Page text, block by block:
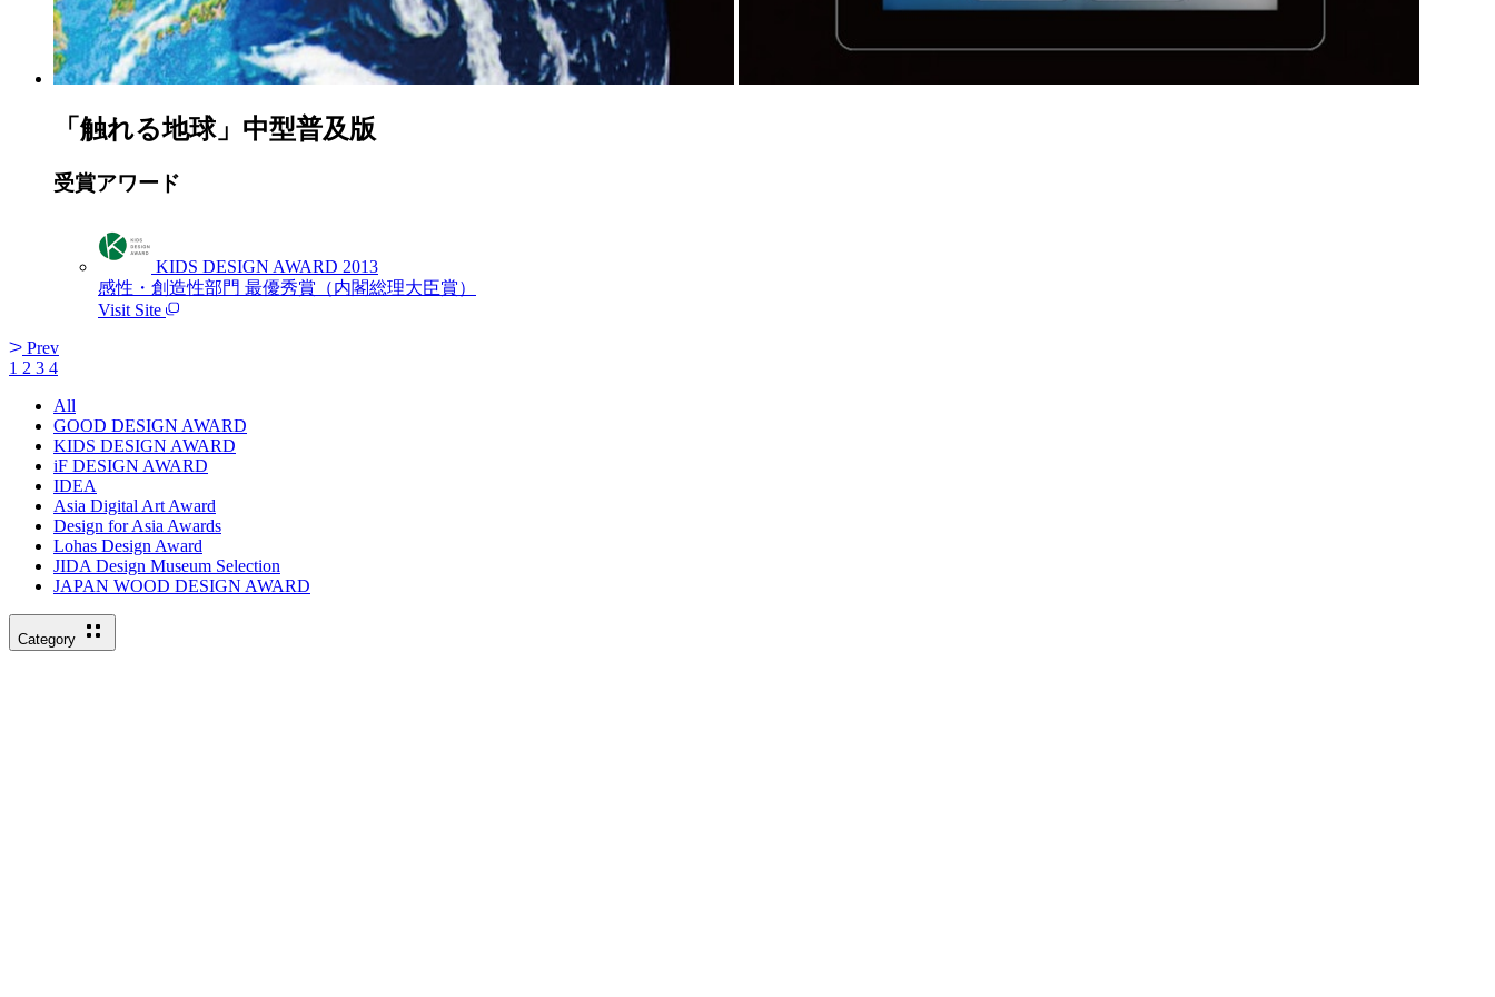
「触れる地球」中型普及版
受賞アワード
KIDS DESIGN AWARD 2013
感性・創造性部門 最優秀賞（内閣総理大臣賞）
Visit Site
Prev
1 2 3 4
All
GOOD DESIGN AWARD
KIDS DESIGN AWARD
iF DESIGN AWARD
IDEA
Asia Digital Art Award
Design for Asia Awards
Lohas Design Award
JIDA Design Museum Selection
JAPAN WOOD DESIGN AWARD
Category